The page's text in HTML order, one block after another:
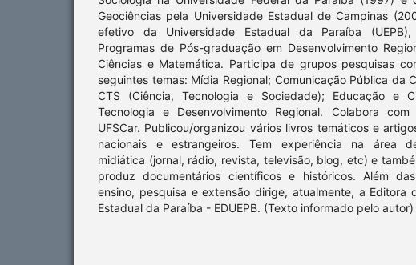
Geociências pela Universidade Estadual de Campinas
efetivo da Universidade Estadual da Paraíba
Programas de Pós-graduação em Desenvolvimento
Ciências e Matemática. Participa de grupos pesquisas
seguintes temas: Mídia Regional; Comunicação Pública da
CTS (Ciência, Tecnologia e Sociedade); Educação e
Tecnologia e Desenvolvimento Regional. Colabora
UFSCar. Publicou/organizou vários livros temáticos e
nacionais e estrangeiros. Tem experiência na área
midiática (jornal, rádio, revista, televisão, blog, etc) e
produz documentários científicos e históricos. Além
ensino, pesquisa e extensão dirige, atualmente, a Editora
Estadual da Paraíba - EDUEPB. (Texto informado pelo autor)